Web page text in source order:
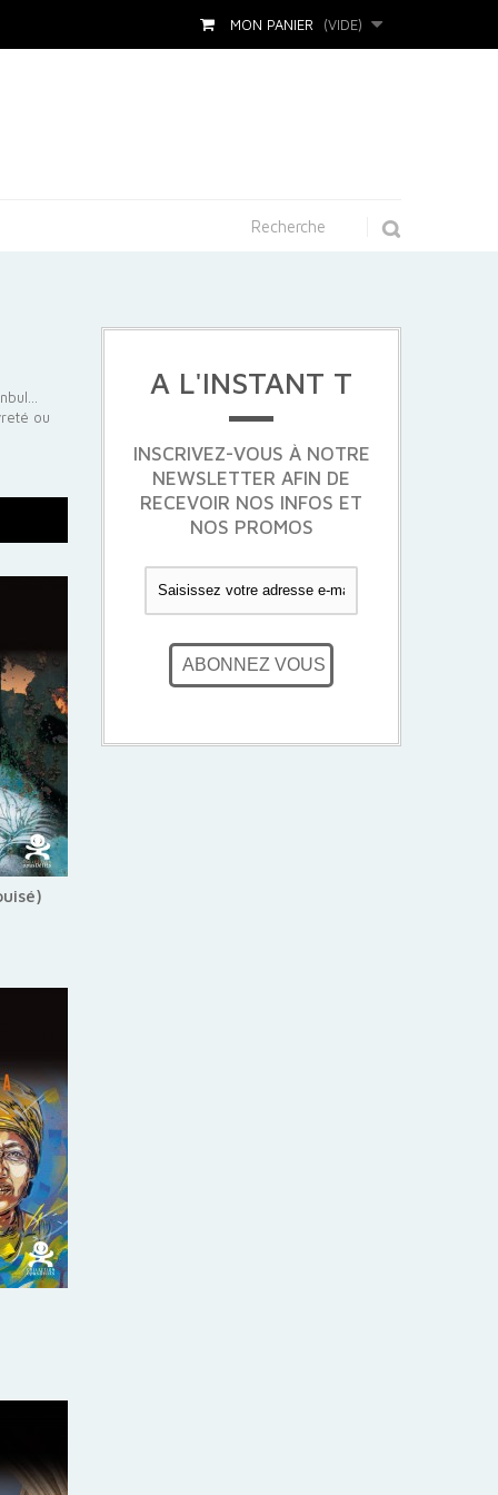
MON PANIER (VIDE)
ou
A L'INSTANT T
INSCRIVEZ-VOUS À NOTRE
NEWSLETTER AFIN DE
RECEVOIR NOS INFOS ET
NOS PROMOS
ABONNEZ VOUS